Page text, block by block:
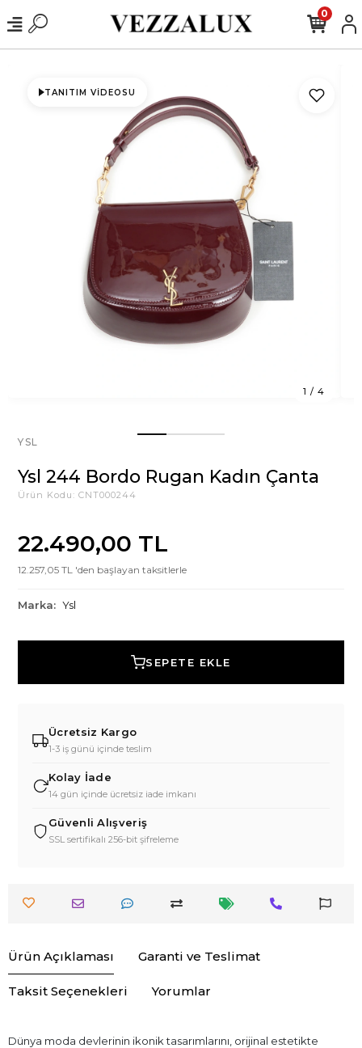
0
TANITIM VIDEOSU
1 / 4
YSL
Ysl 244 Bordo Rugan Kadın Çanta
Ürün Kodu: CNT000244
22.490,00 TL
12.257,05 TL 'den başlayan taksitlerle
Marka: Ysl
SEPETE EKLE
Ücretsiz Kargo
1-3 iş günü içinde teslim
Kolay İade
14 gün içinde ücretsiz iade imkanı
Güvenli Alışveriş
SSL sertifikalı 256-bit şifreleme
Ürün Açıklaması Garanti ve Teslimat
Taksit Seçenekleri Yorumlar
Dünya moda devlerinin ikonik tasarımlarını, orijinal estetikte